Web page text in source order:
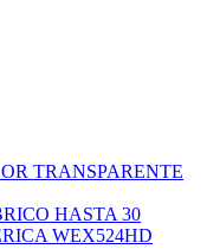
TRANSPARENTE
HASTA 30
WEX524HD